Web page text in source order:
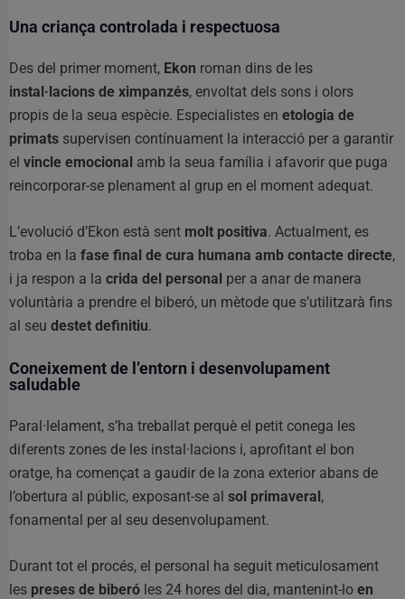
Una criança controlada i respectuosa
Des del primer moment, Ekon roman dins de les
instal·lacions de ximpanzés, envoltat dels sons i olors
propis de la seua espècie. Especialistes en etologia de
primats supervisen contínuament la interacció per a garantir
el vincle emocional amb la seua família i afavorir que puga
reincorporar-se plenament al grup en el moment adequat.
L’evolució d’Ekon està sent molt positiva. Actualment, es
troba en la fase final de cura humana amb contacte directe,
i ja respon a la crida del personal per a anar de manera
voluntària a prendre el biberó, un mètode que s’utilitzarà fins
al seu destet definitiu.
Coneixement de l’entorn i desenvolupament
saludable
Paral·lelament, s’ha treballat perquè el petit conega les
diferents zones de les instal·lacions i, aprofitant el bon
oratge, ha començat a gaudir de la zona exterior abans de
l’obertura al públic, exposant-se al sol primaveral,
fonamental per al seu desenvolupament.
Durant tot el procés, el personal ha seguit meticulosament
les preses de biberó les 24 hores del dia, mantenint-lo en